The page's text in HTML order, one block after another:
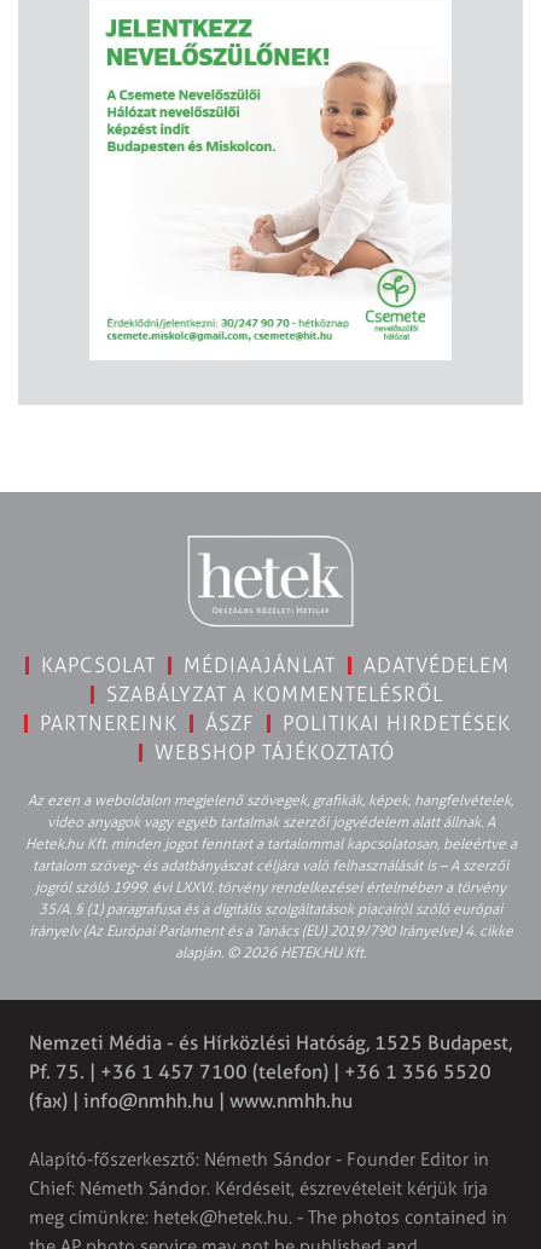
KAPCSOLAT MÉDIAAJÁNLAT
ADATVÉDELEM
SZABÁLYZAT A KOMMENTELÉSRŐL
PARTNEREINK
ÁSZF
POLITIKAI HIRDETÉSEK
WEBSHOP TÁJÉKOZTATÓ
Az ezen a weboldalon megjelenő szövegek, grafikák, képek, hangfelvételek,
video anyagok vagy egyéb tartalmak szerzői jogvédelem alatt állnak. A
Hetek.hu Kft. minden jogot fenntart a tartalommal kapcsolatosan, beleértve a
tartalom szöveg- és adatbányászat céljára való felhasználását is – A szerzői
jogról szóló 1999. évi LXXVI. törvény rendelkezései értelmében a törvény
35/A. § (1) paragrafusa és a digitális szolgáltatások piacairól szóló európai
irányelv (Az Európai Parlament és a Tanács (EU) 2019/790 Irányelve) 4. cikke
alapján. © 2026 HETEK.HU Kft.
Nemzeti Média - és Hírközlési Hatóság, 1525 Budapest,
Pf. 75. | +36 1 457 7100 (telefon) | +36 1 356 5520
(fax) | info@nmhh.hu | www.nmhh.hu
Alapító-főszerkesztő: Németh Sándor - Founder Editor in
Chief: Németh Sándor. Kérdéseit, észrevételeit kérjük írja
meg címünkre: hetek@hetek.hu. - The photos contained in